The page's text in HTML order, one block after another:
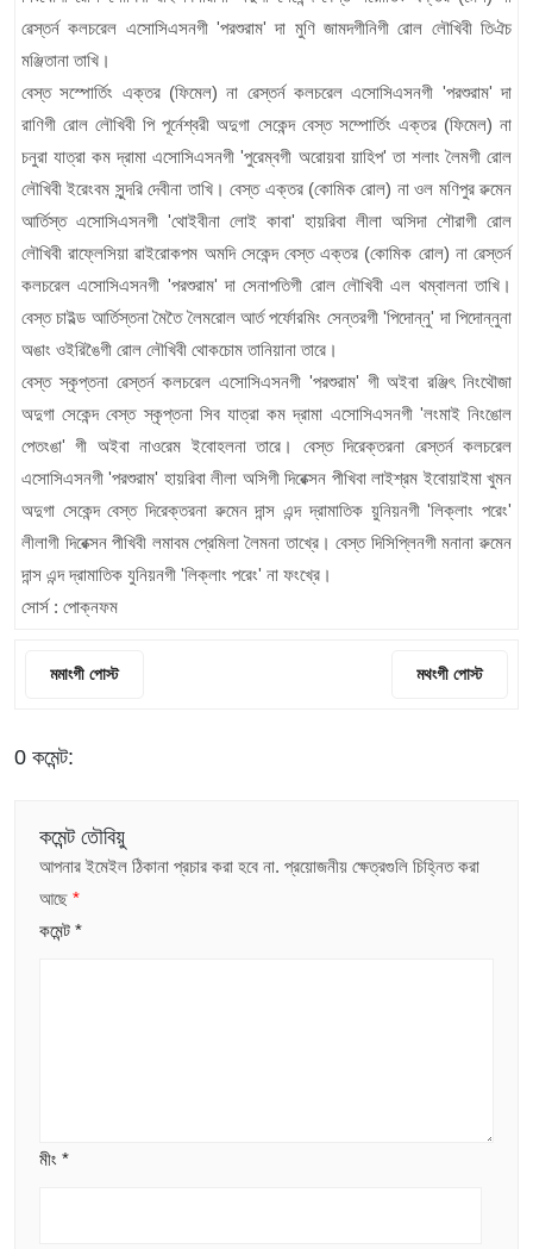
ৱেস্তর্ন কলচরেল এসোসিএসনগী 'পরশুরাম' দা মুণি জামদগীনিগী রোল লৌখিবী তিঐচ
মঞ্জিতানা তাখি।
বেস্ত সস্পোর্তিং এক্তর (ফিমেল) না ৱেস্তর্ন কলচরেল এসোসিএসনগী 'পরশুরাম' দা
রাণিগী রোল লৌখিবী পি পূর্নেশ্বরী অদুগা সেকেন্দ বেস্ত সম্পোর্তিং এক্তর (ফিমেল) না
চনুরা যাত্রা কম দ্রামা এসোসিএসনগী 'পুরেম্বগী অরোয়বা য়াহিপ' তা শলাং লৈমগী রোল
লৌখিবী ইরেংবম সুন্দরি দেবীনা তাখি। বেস্ত এক্তর (কোমিক রোল) না ওল মণিপুর ৱুমেন
আর্তিস্ত এসোসিএসনগী 'থোইবীনা লোই কাবা' হায়রিবা লীলা অসিদা শৌরাগী রোল
লৌখিবী রাফ্লেসিয়া ৱাইরোকপম অমদি সেকেন্দ বেস্ত এক্তর (কোমিক রোল) না ৱেস্তর্ন
কলচরেল এসোসিএসনগী 'পরশুরাম' দা সেনাপতিগী রোল লৌখিবী এল থম্বালনা তাখি।
বেস্ত চাইল্ড আর্তিস্তনা মৈতৈ লৈমরোল আর্ত পর্ফোরমিং সেন্তরগী 'পিদোন্নু' দা পিদোন্নুনা
অঙাং ওইরিঙৈগী রোল লৌখিবী থোকচোম তানিয়ানা তারে।
বেস্ত স্কৃপ্তনা ৱেস্তর্ন কলচরেল এসোসিএসনগী 'পরশুরাম' গী অইবা রঞ্জিৎ নিংথৌজা
অদুগা সেকেন্দ বেস্ত স্কৃপ্তনা সিব যাত্রা কম দ্রামা এসোসিএসনগী 'লংমাই নিংঙোল
পেতংঙা' গী অইবা নাওরেম ইবোহলনা তারে। বেস্ত দিরেক্তরনা ৱেস্তর্ন কলচরেল
এসোসিএসনগী 'পরশুরাম' হায়রিবা লীলা অসিগী দিরেক্সন পীখিবা লাইশ্রম ইবোয়াইমা খুমন
অদুগা সেকেন্দ বেস্ত দিরেক্তরনা ৱুমেন দান্স এন্দ দ্রামাতিক য়ুনিয়নগী 'লিক্লাং পরেং'
লীলাগী দিরেক্সন পীখিবী লমাবম প্রেমিলা লৈমনা তাখ্রে। বেস্ত দিসিপ্লিনগী মনানা ৱুমেন
দান্স এন্দ দ্রামাতিক যুনিয়নগী 'লিক্লাং পরেং' না ফংখ্রে।
সোর্স : পোক্নফম
মমাংগী পোস্ট মথংগী পোস্ট
0 কমেন্ট:
কমেন্ট তৌবিয়ু
আপনার ইমেইল ঠিকানা প্রচার করা হবে না. প্রয়োজনীয় ক্ষেত্রগুলি চিহ্নিত করা
আছে *
কমেন্ট *
মীং *